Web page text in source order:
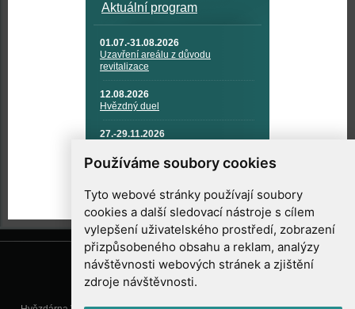
Používáme soubory cookies
Tyto webové stránky používají soubory
cookies a další sledovací nástroje s cílem
vylepšení uživatelského prostředí, zobrazení
přizpůsobeného obsahu a reklam, analýzy
návštěvnosti webových stránek a zjištění
zdroje návštěvnosti.
Aktuální program
01.07.-31.08.2026
Uzavření areálu z důvodu
revitalizace
12.08.2026
Hvězdný duel
27.-29.11.2026
TECHNIKA A KOSMICKÉ
TECHNOLOGIE